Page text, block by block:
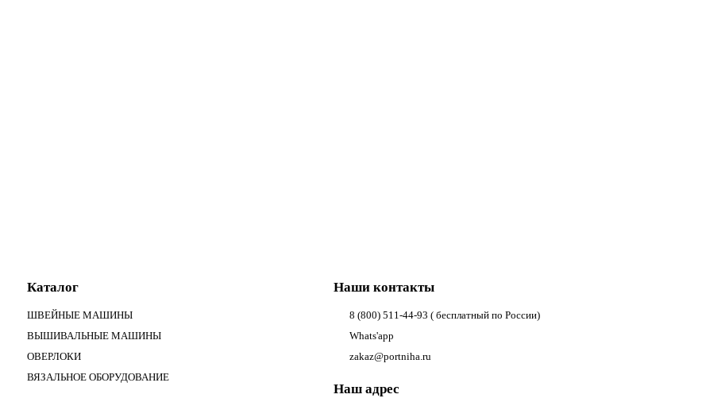
Каталог
ШВЕЙНЫЕ МАШИНЫ
ВЫШИВАЛЬНЫЕ МАШИНЫ
ОВЕРЛОКИ
ВЯЗАЛЬНОЕ ОБОРУДОВАНИЕ
Наши контакты
8 (800) 511-44-93 ( бесплатный по России)
Whats'app
zakaz@portniha.ru
Наш адрес